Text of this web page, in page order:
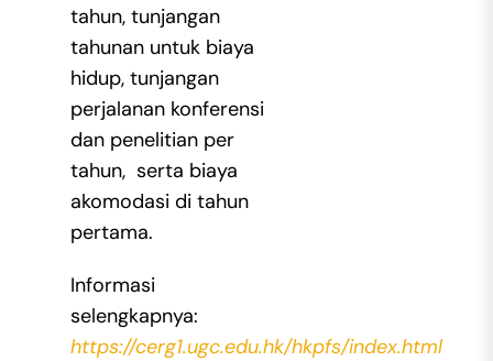
tahun, tunjangan
tahunan untuk biaya
hidup, tunjangan
perjalanan konferensi
dan penelitian per
tahun, serta biaya
akomodasi di tahun
pertama.
Informasi
selengkapnya:
https://cerg1.ugc.edu.hk/hkpfs/index.html